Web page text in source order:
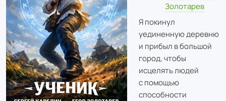
Золотарев
Я покинул
уединенную деревню
и прибыл в большой
город, чтобы
исцелять людей
с помощью
способности